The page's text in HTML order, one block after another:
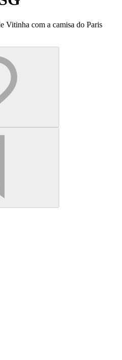
Vitinha com a camisa do Paris